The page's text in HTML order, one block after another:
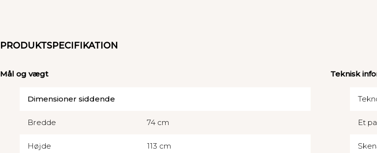
PRODUKTSPECIFIKATION
Mål og vægt
Dimensioner siddende
Bredde 74 cm
Højde 113 cm
Teknisk
Et